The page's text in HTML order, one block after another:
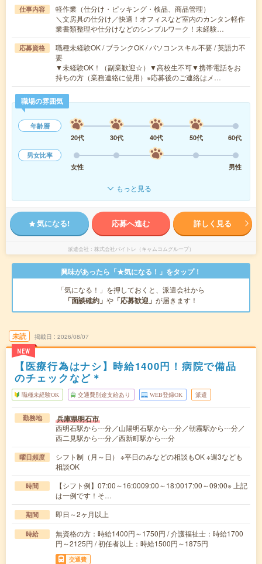
仕事内容
軽作業（仕分け・ピッキング・検品、商品管理）
＼文房具の仕分け／快適！オフィスなど室内のカンタン軽作
業書類整理や仕分けなどのシンプルワーク！未経験…
応募資格
職種未経験OK / ブランクOK / パソコンスキル不要 / 英語力不
要
▼未経験OK！（副業歓迎☆）▼高校生不可▼携帯電話をお
持ちの方（業務連絡に使用）※応募後のご連絡はメ…
職場の雰囲気
年齢層
20代
30代 40代 50代
60代
男女比率
女性
男性
もっと見る
気になる! 応募へ進む 詳しく見る
派遣会社 株式会社バイトレ（キャムコムグループ）
興味があったら「★気になる！」をタップ！
「気になる！」を押しておくと、派遣会社から
「面談確約」 や 「応募歓迎」 が届きます！
未読
NEW
掲載日 2026/08/07
【医療行為はナシ】時給1400円！病院で備品
のチェックなど＊
職種未経験OK 交通費別途支給あり WEB登録OK 派遣
勤務地 兵庫県明石市
西明石駅から---分／山陽明石駅から---分／朝霧駅から---分／
西二見駅から---分／西新町駅から---分
曜日頻度
シフト制（月～日） ※平日のみなどの相談もOK ※週3なども
相談OK
時間
【シフト例】07:00～16:0009:00～18:0017:00～09:00※ 上記
は一例です！そ…
期間 即日～2ヶ月以上
時給
無資格の方：時給1400円～1750円 / 介護福祉士：時給1700
円～2125円 / 初任者以上：時給1500円～1875円
交通費